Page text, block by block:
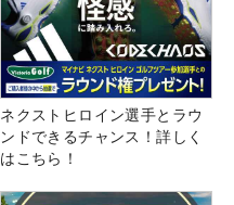
ネクストヒロイン選手とラウ
ンドできるチャンス！詳しく
はこちら！